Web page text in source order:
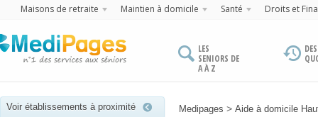
Maisons de retraite Maintien à domicile Santé Droits et
LES
SENIORS DE
A À Z
Voir établissements à proximité Medipages > Aide à domicile